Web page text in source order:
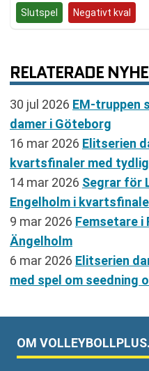
Slutspel Negativt kval
RELATERADE
30 jul 2026 EM-truppen
damer i Göteborg
16 mar 2026 Elitserien
kvartsfinaler med
14 mar 2026 Segrar för
Engelholm i
9 mar 2026 Femsetare i
Ängelholm
6 mar 2026 Elitserien
med spel om seedning
OM